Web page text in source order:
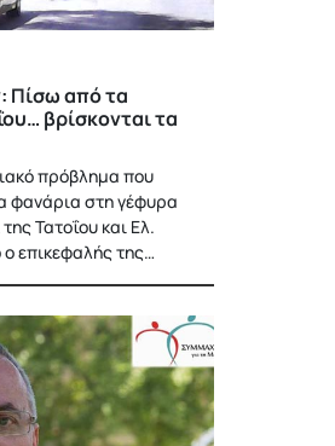
Πίσω από τα
βρίσκονται τα
πρόβλημα που
φανάρια στη γέφυρα
Τατοΐου και Ελ.
ο επικεφαλής της…